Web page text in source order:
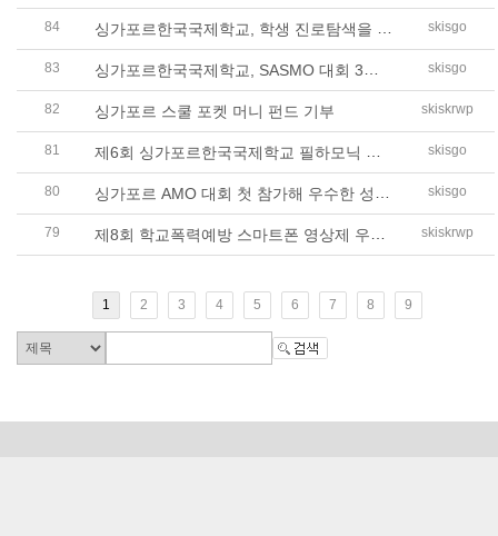
84 skisgo
83 skisgo
82 싱가포르 스쿨 포켓 머니 펀드 기부 skiskrwp
81 skisgo
80 skisgo
79 skiskrwp
1 2 3 4 5 6 7 8 9